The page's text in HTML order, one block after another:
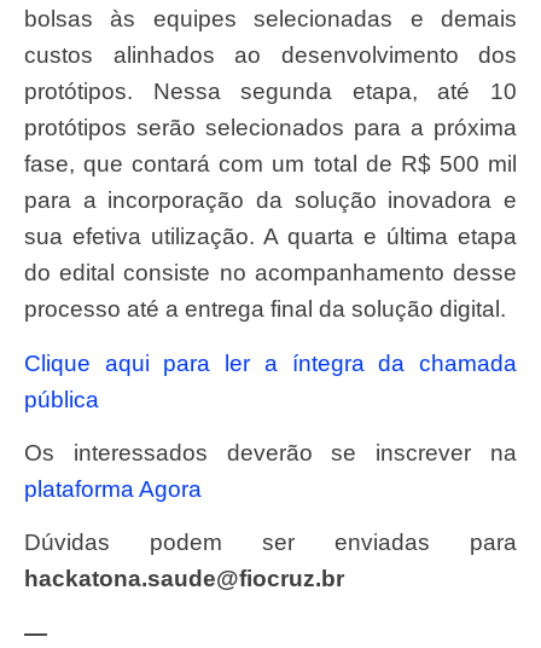
bolsas às equipes selecionadas e demais
custos alinhados ao desenvolvimento dos
protótipos. Nessa segunda etapa, até 10
protótipos serão selecionados para a próxima
fase, que contará com um total de R$ 500 mil
para a incorporação da solução inovadora e
sua efetiva utilização. A quarta e última etapa
do edital consiste no acompanhamento desse
processo até a entrega final da solução digital.
Clique aqui para ler a íntegra da chamada
pública
Os interessados deverão se inscrever na
plataforma Agora
Dúvidas podem ser enviadas para
hackatona.saude@fiocruz.br
—